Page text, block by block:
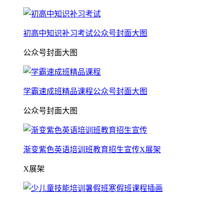
初高中知识补习考试公众号封面大图
公众号封面大图
学霸速成班精品课程公众号封面大图
公众号封面大图
渐变紫色英语培训班教育招生宣传X展架
X展架